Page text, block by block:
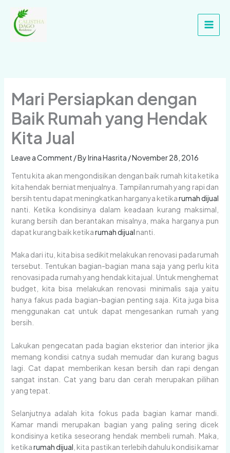
content
Mari Persiapkan dengan
Baik Rumah yang Hendak
Kita Jual
Leave a Comment / ByIrina Hasrita /November 28, 2016
Tentu kita akan mengondisikan dengan baik rumah kita ketika
kita hendak berniat menjualnya. Tampilan rumah yang rapi dan
bersih tentu dapat meningkatkan harganya ketikarumah dijual
nanti. Ketika kondisinya dalam keadaan kurang maksimal,
kurang bersih dan berantakan misalnya, maka harganya pun
dapat kurang baik ketikarumah dijual nanti.
Maka dari itu, kita bisa sedikit melakukan renovasi pada rumah
tersebut. Tentukan bagian-bagian mana saja yang perlu kita
renovasi pada rumah yang hendak kita jual. Untuk menghemat
budget, kita bisa melakukan renovasi minimalis saja yaitu
hanya fakus pada bagian-bagian penting saja. Kita juga bisa
menggunakan cat untuk dapat mengesankan rumah yang
bersih.
Lakukan pengecatan pada bagian eksterior dan interior jika
memang kondisi catnya sudah memudar dan kurang bagus
lagi. Cat dapat memberikan kesan bersih dan rapi dengan
sangat instan. Cat yang baru dan cerah merupakan pilihan
yang tepat.
Selanjutnya adalah kita fokus pada bagian kamar mandi.
Kamar mandi merupakan bagian yang paling sering dicek
kondisinya ketika seseorang hendak membeli rumah. Maka,
ketikarumah dijual , kita pastikan terlebih dahulu kondisi kamar